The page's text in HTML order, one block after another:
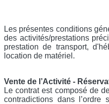
Les présentes conditions
des activités/prestations
prestation de transport,
location de matériel.
Vente de l’Activité -
Le contrat est composé de
contradictions dans